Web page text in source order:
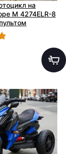
на
M 4274ELR-8